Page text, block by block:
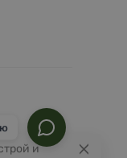
Политикой
и